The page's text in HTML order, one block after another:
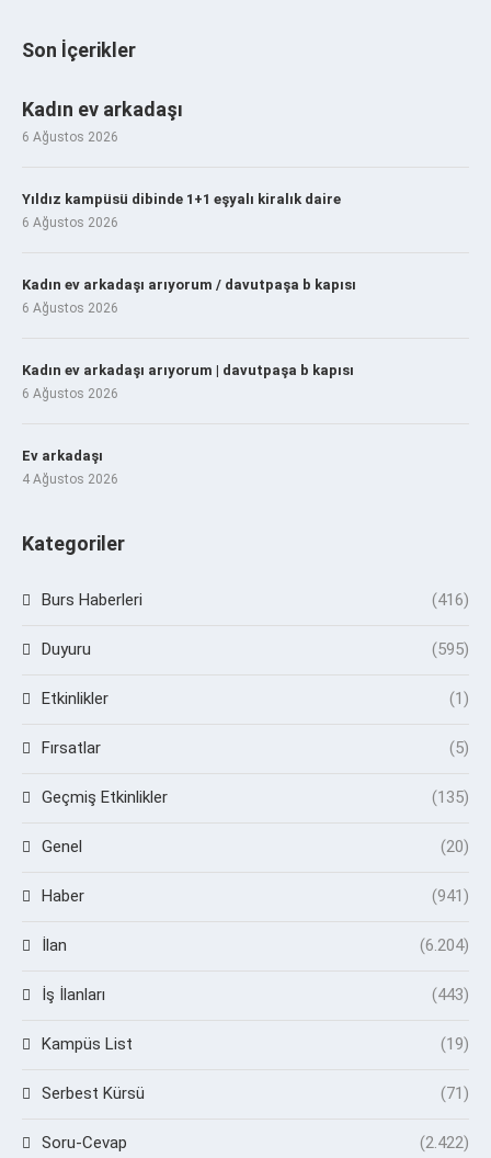
Son İçerikler
Kadın ev arkadaşı
6 Ağustos 2026
Yıldız kampüsü dibinde 1+1 eşyalı kiralık daire
6 Ağustos 2026
Kadın ev arkadaşı arıyorum / davutpaşa b kapısı
6 Ağustos 2026
Kadın ev arkadaşı arıyorum | davutpaşa b kapısı
6 Ağustos 2026
Ev arkadaşı
4 Ağustos 2026
Kategoriler
Burs Haberleri (416)
Duyuru (595)
Etkinlikler (1)
Fırsatlar (5)
Geçmiş Etkinlikler (135)
Genel (20)
Haber (941)
İlan (6.204)
İş İlanları (443)
Kampüs List (19)
Serbest Kürsü (71)
Soru-Cevap (2.422)